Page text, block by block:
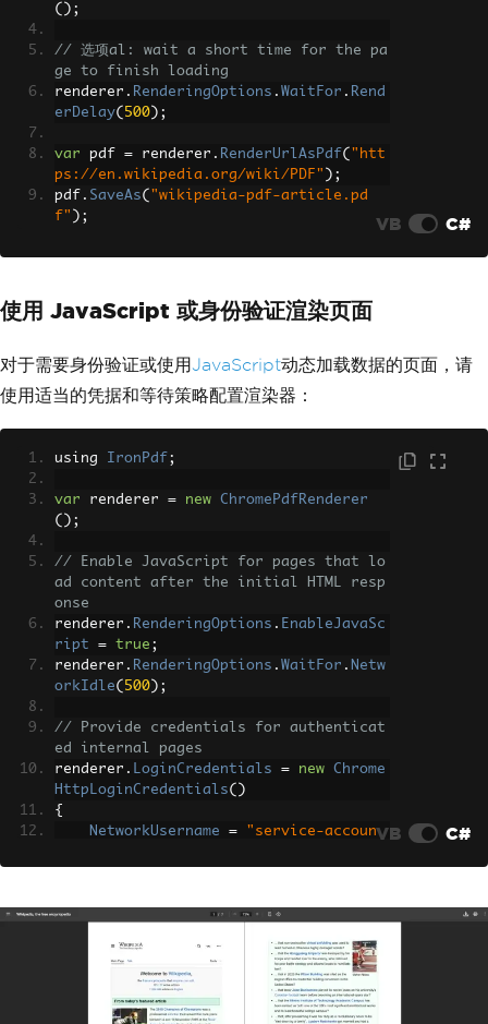
();
// 选项al: wait a short time for the pa
ge to finish loading
renderer . RenderingOptions . WaitFor . Rend
erDelay( 500 );
var pdf = renderer . RenderUrlAsPdf( "htt
ps://en.wikipedia.org/wiki/PDF" );
pdf . SaveAs( "wikipedia-pdf-article.pd
f" ); VB C#
使用 JavaScript 或身份验证渲染页面
对于需要身份验证或使用JavaScript动态加载数据的页面，请
使用适当的凭据和等待策略配置渲染器：
using IronPdf ;
var renderer = new
ChromePdfRenderer
();
// Enable JavaScript for pages that lo
ad content after the initial HTML resp
onse
renderer . RenderingOptions . EnableJavaSc
ript
= true ;
renderer . RenderingOptions . WaitFor . Netw
orkIdle( 500 );
// Provide credentials for authenticat
ed internal pages
renderer . LoginCredentials = new
Chrome
HttpLoginCredentials()
{
NetworkUsername
=
"service-accoun
};
RenderUrlAsPdf("htt
ps://app.internal/reports/monthly" );
SaveAs("monthly-report.pdf");
VB C#